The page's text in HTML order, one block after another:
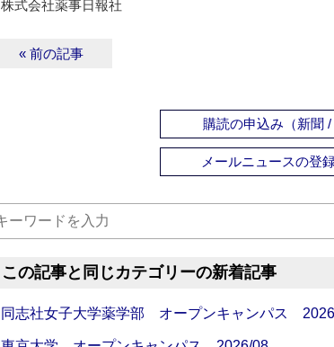
株式会社薬事日報社
« 前の記事
購読の申込み（新聞 /
メールニュースの登
この記事と同じカテゴリーの新着記事
同志社女子大学薬学部 オープンキャンパス